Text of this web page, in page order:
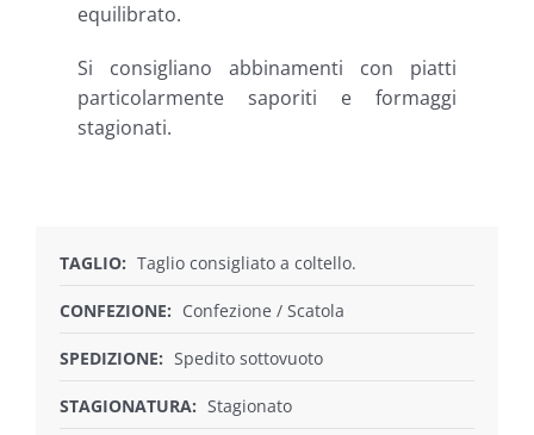
equilibrato.
Si consigliano abbinamenti con piatti
particolarmente saporiti e formaggi
stagionati.
TAGLIO: Taglio consigliato a coltello.
CONFEZIONE: Confezione / Scatola
SPEDIZIONE: Spedito sottovuoto
STAGIONATURA: Stagionato